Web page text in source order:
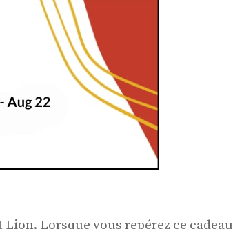
Lorsque vous repérez ce cadeau